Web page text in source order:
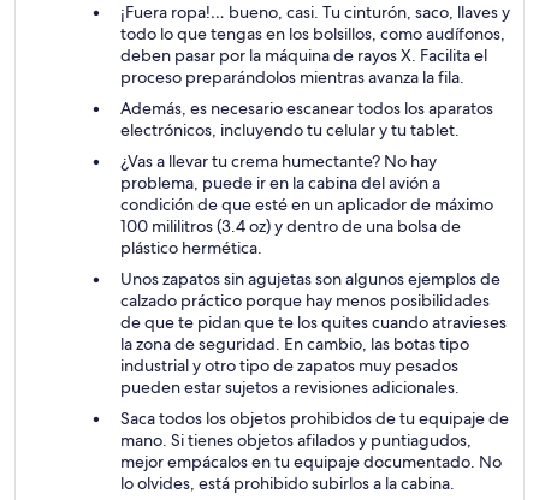
¡Fuera ropa!… bueno, casi. Tu cinturón, saco, llaves y
todo lo que tengas en los bolsillos, como audífonos,
deben pasar por la máquina de rayos X. Facilita el
proceso preparándolos mientras avanza la fila.
Además, es necesario escanear todos los aparatos
electrónicos, incluyendo tu celular y tu tablet.
¿Vas a llevar tu crema humectante? No hay
problema, puede ir en la cabina del avión a
condición de que esté en un aplicador de máximo
100 mililitros (3.4 oz) y dentro de una bolsa de
plástico hermética.
Unos zapatos sin agujetas son algunos ejemplos de
calzado práctico porque hay menos posibilidades
de que te pidan que te los quites cuando atravieses
la zona de seguridad. En cambio, las botas tipo
industrial y otro tipo de zapatos muy pesados
pueden estar sujetos a revisiones adicionales.
Saca todos los objetos prohibidos de tu equipaje de
mano. Si tienes objetos afilados y puntiagudos,
mejor empácalos en tu equipaje documentado. No
lo olvides, está prohibido subirlos a la cabina.